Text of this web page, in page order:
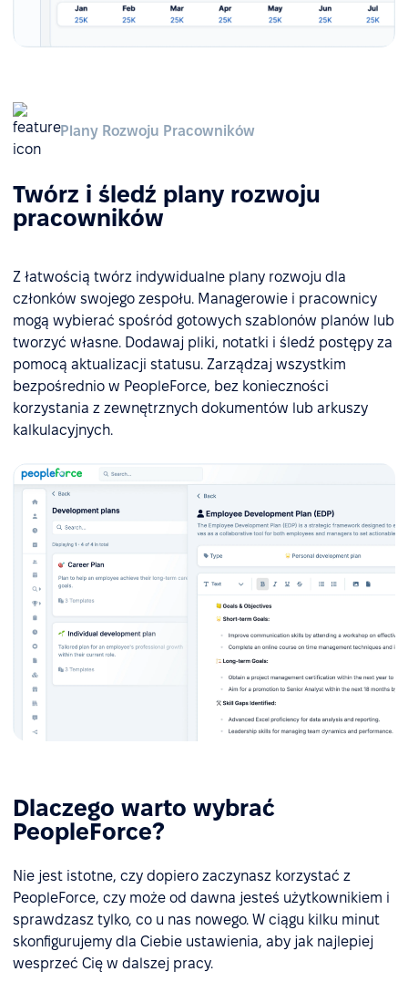
Plany Rozwoju Pracowników
Twórz i śledź plany rozwoju
pracowników
Z łatwością twórz indywidualne plany rozwoju dla
członków swojego zespołu. Managerowie i pracownicy
mogą wybierać spośród gotowych szablonów planów lub
tworzyć własne. Dodawaj pliki, notatki i śledź postępy za
pomocą aktualizacji statusu. Zarządzaj wszystkim
bezpośrednio w PeopleForce, bez konieczności
korzystania z zewnętrznych dokumentów lub arkuszy
kalkulacyjnych.
Dlaczego warto wybrać
PeopleForce?
Nie jest istotne, czy dopiero zaczynasz korzystać z
PeopleForce, czy może od dawna jesteś użytkownikiem i
sprawdzasz tylko, co u nas nowego. W ciągu kilku minut
skonfigurujemy dla Ciebie ustawienia, aby jak najlepiej
wesprzeć Cię w dalszej pracy.